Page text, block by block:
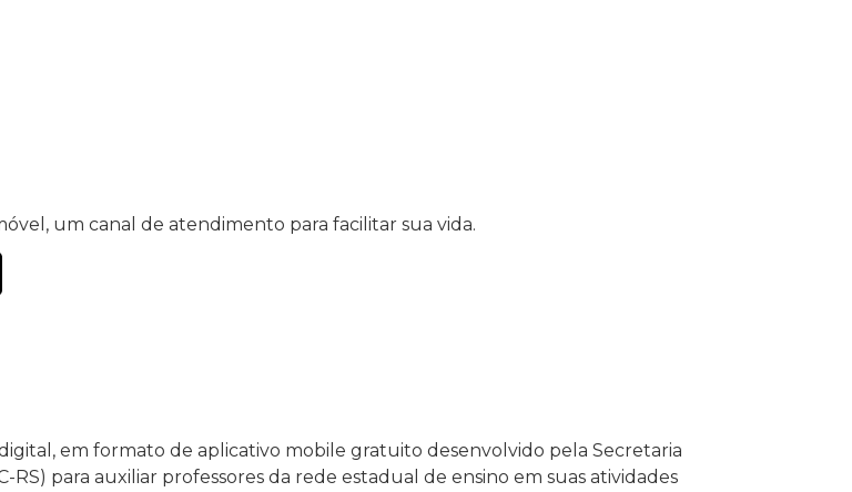
um canal de atendimento para facilitar sua vida.
em formato de aplicativo mobile gratuito desenvolvido pela Secretaria
RS) para auxiliar professores da rede estadual de ensino em suas atividades